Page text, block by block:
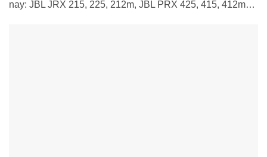
nay: JBL JRX 215, 225, 212m, JBL PRX 425, 415, 412m…